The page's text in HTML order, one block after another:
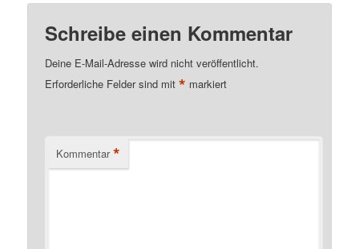
Schreibe einen Kommentar
Deine E-Mail-Adresse wird nicht veröffentlicht.
Erforderliche Felder sind mit* markiert
Kommentar *